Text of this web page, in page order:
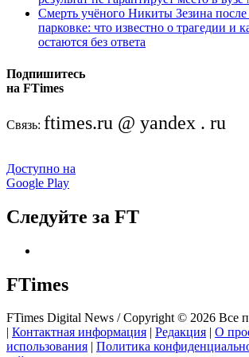
Смерть учёного Никиты Зезина
парковке: что известно о трагедии и
остаются без ответа
Подпишитесь
на FTimes
Связь: ftimes.ru @ yandex . ru
Доступно на
Google Play
Следуйте за FT
FTimes
FTimes Digital News / Copyright © 2026 Все
Контактная информация Редакция О
использования
Политика